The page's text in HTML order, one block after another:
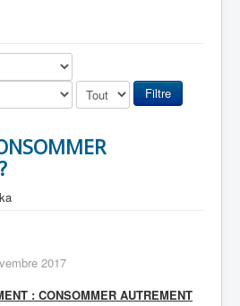
Filtre
2017
: CONSOMMER AUTREMENT